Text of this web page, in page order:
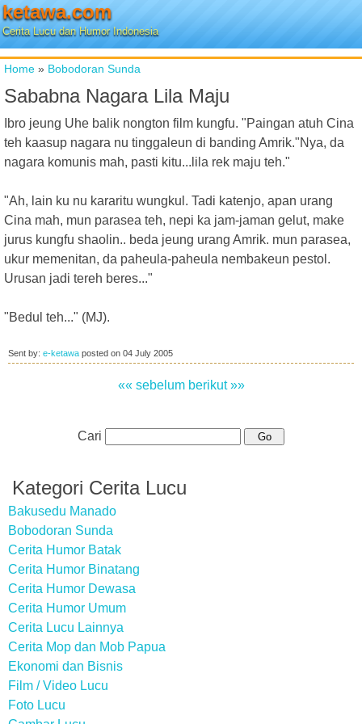
ketawa.com
Cerita Lucu dan Humor Indonesia
Home » Bobodoran Sunda
Sababna Nagara Lila Maju
Ibro jeung Uhe balik nongton film kungfu. "Paingan atuh Cina
teh kaasup nagara nu tinggaleun di banding Amrik."Nya, da
nagara komunis mah, pasti kitu...lila rek maju teh."
"Ah, lain ku nu kararitu wungkul. Tadi katenjo, apan urang
Cina mah, mun parasea teh, nepi ka jam-jaman gelut, make
jurus kungfu shaolin.. beda jeung urang Amrik. mun parasea,
ukur memenitan, da paheula-paheula nembakeun pestol.
Urusan jadi tereh beres..."
"Bedul teh..." (MJ).
Sent by: e-ketawa posted on 04 July 2005
«« sebelum berikut »»
Cari
Kategori Cerita Lucu
Bakusedu Manado
Bobodoran Sunda
Cerita Humor Batak
Cerita Humor Binatang
Cerita Humor Dewasa
Cerita Humor Umum
Cerita Lucu Lainnya
Cerita Mop dan Mob Papua
Ekonomi dan Bisnis
Film / Video Lucu
Foto Lucu